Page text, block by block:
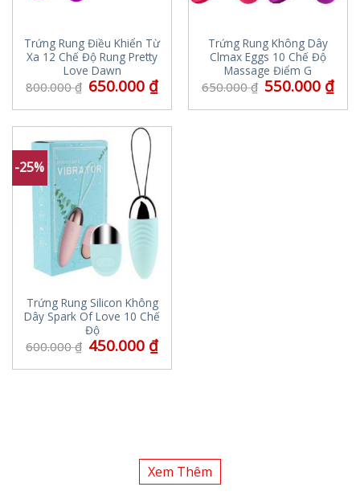
Trứng Rung Điều Khiển Từ
Xa 12 Chế Độ Rung Pretty
Love Dawn
800.000₫ 650.000 ₫
Trứng Rung Không Dây
Clmax Eggs 10 Chế Độ
Massage Điểm G
650.000₫ 550.000 ₫
-25%
Trứng Rung Silicon Không
Dây Spark Of Love 10 Chế
Độ
600.000₫ 450.000 ₫
Xem Thêm